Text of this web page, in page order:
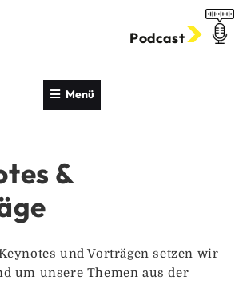
Podcast
Menü
&
und Vorträgen setzen wir
um unsere Themen aus der